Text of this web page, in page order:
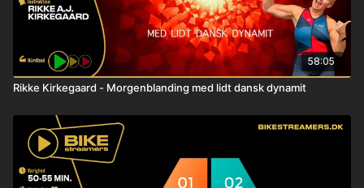
58:05
Rikke Kirkegaard - Morgenblanding med lidt dansk dynamit